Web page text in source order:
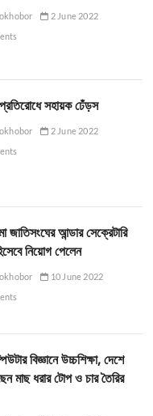
2 June 2022
প্রতিরোধে সহায়ক ঢেঁড়স
2 June 2022
জাতিসংঘের আন্ডার সেক্রেটারি
নিয়োগ পেলেন
10 June 2022
বিজ্ঞানে উচ্চশিক্ষা, দেশে
মাছ ধরার টোপ ও চার তৈরির